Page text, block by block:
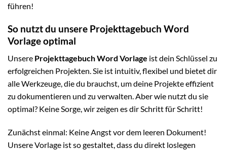
führen!
So nutzt du unsere Projekttagebuch Word
Vorlage optimal
Unsere Projekttagebuch Word Vorlage ist dein Schlüssel zu
erfolgreichen Projekten. Sie ist intuitiv, flexibel und bietet dir
alle Werkzeuge, die du brauchst, um deine Projekte effizient
zu dokumentieren und zu verwalten. Aber wie nutzt du sie
optimal? Keine Sorge, wir zeigen es dir Schritt für Schritt!
Zunächst einmal: Keine Angst vor dem leeren Dokument!
Unsere Vorlage ist so gestaltet, dass du direkt loslegen